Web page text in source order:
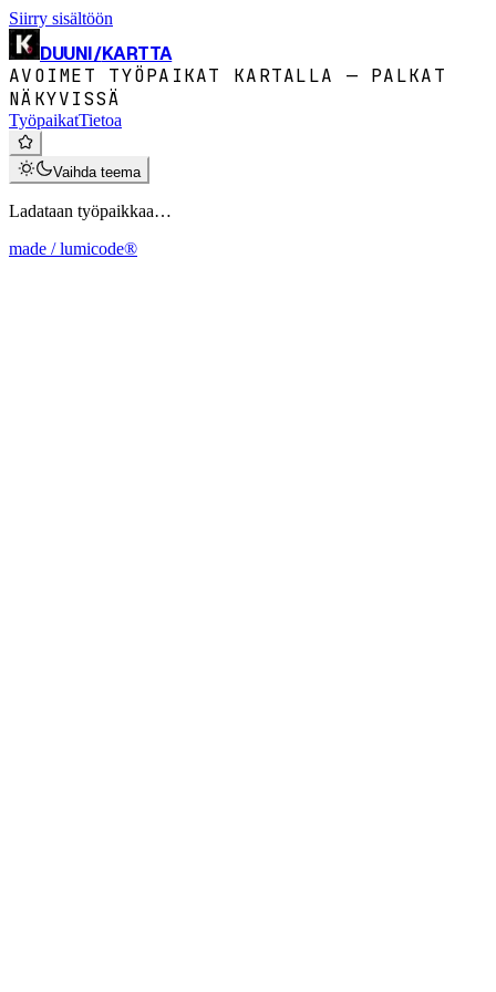
Siirry sisältöön
DUUNI/KARTTA
AVOIMET TYÖPAIKAT KARTALLA — PALKAT
NÄKYVISSÄ
TyöpaikatTietoa
Vaihda teema
Ladataan työpaikkaa…
made / lumicode®